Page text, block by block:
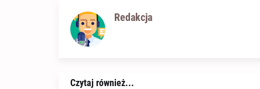
Redakcja
Czytaj również...